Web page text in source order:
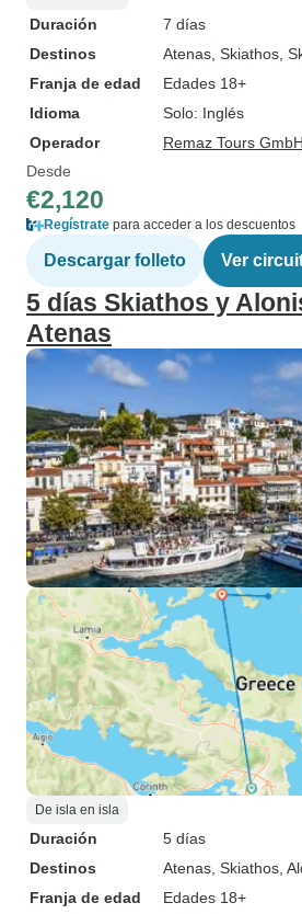
Duración
7 días
Destinos
Atenas , Skiathos ,
Franja de edad
Edades 18+
Idioma
Solo: Inglés
Operador
Remaz Tours GmbH
Desde
€2,120
Regístrate para acceder a los descuentos
Descargar folleto Ver
5 días Skiathos y
Atenas
De isla en isla
Duración
5 días
Destinos
Atenas , Skiathos ,
Franja de edad
Edades 18+